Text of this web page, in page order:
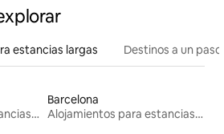
estancias largas Destinos a un
Alojamientos para estancias largas
Barcelona
Alojamientos para estancias largas